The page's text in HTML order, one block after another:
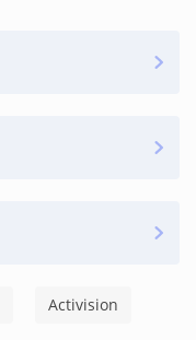
Activision